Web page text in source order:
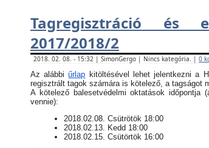
Tagregisztráció és
2017/2018/2
2018. 02. 08. - 15:32 | SimonGergo | Nincs kategória. | 0
Az alábbiűrlap kitöltésével lehet jelentkezni a
regisztrált tagok számára is kötelező, a tagságot
​A kötelező balesetvédelmi oktatások időpontja
vennie):
​2018.02.08. Csütrötök 18:00
2018.02.13. Kedd 18:00
2018.02.15. Csütörtök 16:00